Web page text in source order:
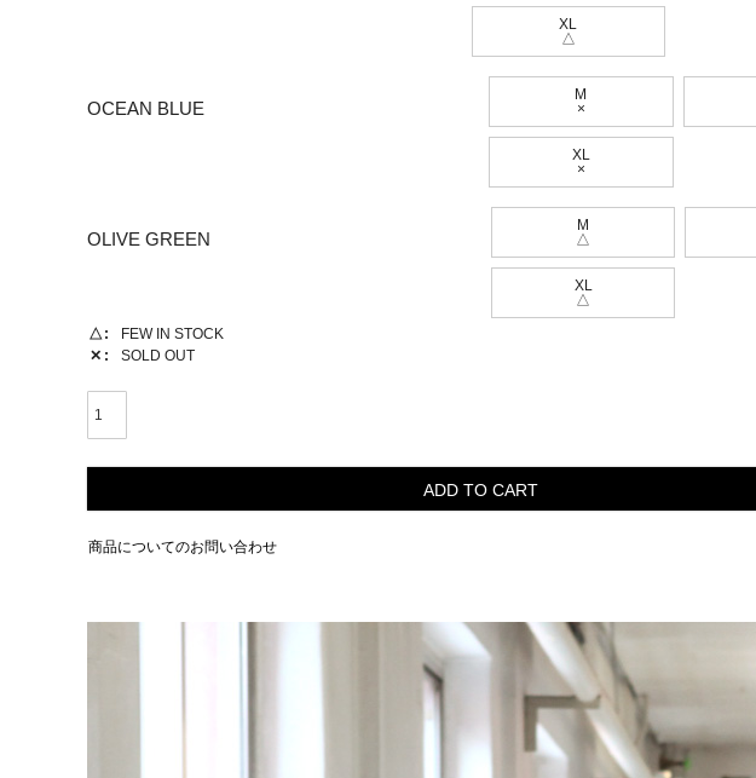
XL
△
OCEAN BLUE
M
×
XL
×
OLIVE GREEN
M
△
XL
△
△
FEW IN STOCK
✕
SOLD OUT
ADD TO CART
商品についてのお問い合わせ